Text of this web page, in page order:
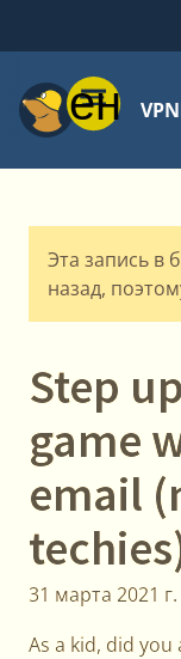
МенюVPN
Эта запись в
назад,
Step
game
email
31 марта 2021 г.
As a kid, did